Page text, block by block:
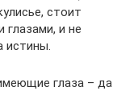
стоит
и не
истины.
глаза – да